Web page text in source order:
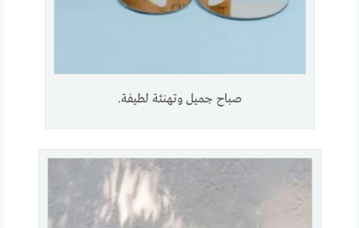
صباح جميل وتهنئة لطيفة.